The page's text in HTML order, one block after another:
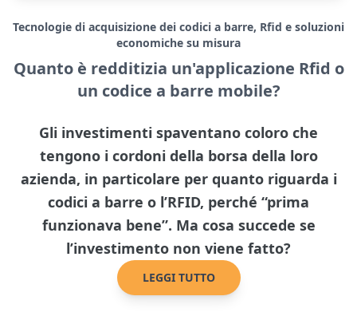
Tecnologie di acquisizione dei codici a barre, Rfid e soluzioni
economiche su misura
Quanto è redditizia un'applicazione Rfid o
un codice a barre mobile?
Gli investimenti spaventano coloro che
tengono i cordoni della borsa della loro
azienda, in particolare per quanto riguarda i
codici a barre o l’RFID, perché “prima
funzionava bene”. Ma cosa succede se
l’investimento non viene fatto?
LEGGI TUTTO